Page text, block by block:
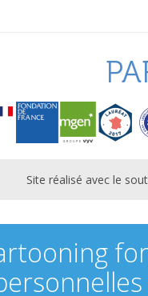
Site réalisé avec le